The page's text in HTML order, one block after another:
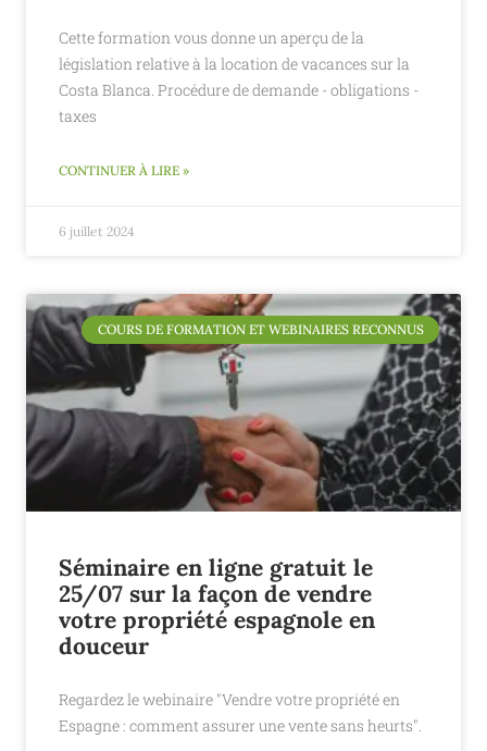
Cette formation vous donne un aperçu de la
législation relative à la location de vacances sur la
Costa Blanca. Procédure de demande - obligations -
taxes
CONTINUER À LIRE »
6 juillet 2024
COURS DE FORMATION ET WEBINAIRES RECONNUS
Séminaire en ligne gratuit le
25/07 sur la façon de vendre
votre propriété espagnole en
douceur
Regardez le webinaire "Vendre votre propriété en
Espagne : comment assurer une vente sans heurts".